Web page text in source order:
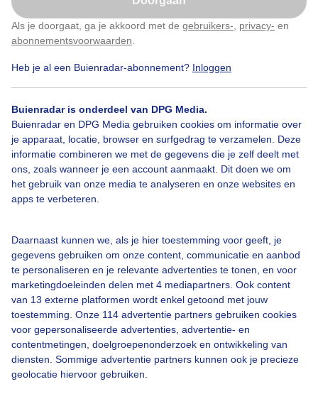
Als je doorgaat, ga je akkoord met de gebruikers- privacy- en
abonnementsvoorwaarden
Heb je al een Buienradar-abonnement? Inloggen
Buienradar is onderdeel van DPG Media.
Buienradar en DPG Media gebruiken cookies om informatie over
je apparaat, locatie, browser en surfgedrag te verzamelen. Deze
informatie combineren we met de gegevens die je zelf deelt met
ons, zoals wanneer je een account aanmaakt. Dit doen we om
het gebruik van onze media te analyseren en onze websites en
apps te verbeteren.
Daarnaast kunnen we, als je hier toestemming voor geeft, je
gegevens gebruiken om onze content, communicatie en aanbod
te personaliseren en je relevante advertenties te tonen, en voor
marketingdoeleinden delen met 4 mediapartners. Ook content
van 13 externe platformen wordt enkel getoond met jouw
toestemming. Onze 114 advertentie partners gebruiken cookies
voor gepersonaliseerde advertenties, advertentie- en
contentmetingen, doelgroepenonderzoek en ontwikkeling van
diensten. Sommige advertentie partners kunnen ook je precieze
geolocatie hiervoor gebruiken.
Bekijk slideshow
Een moment geduld aub...
Over Buienradar
Klik hierom dit aan te passen